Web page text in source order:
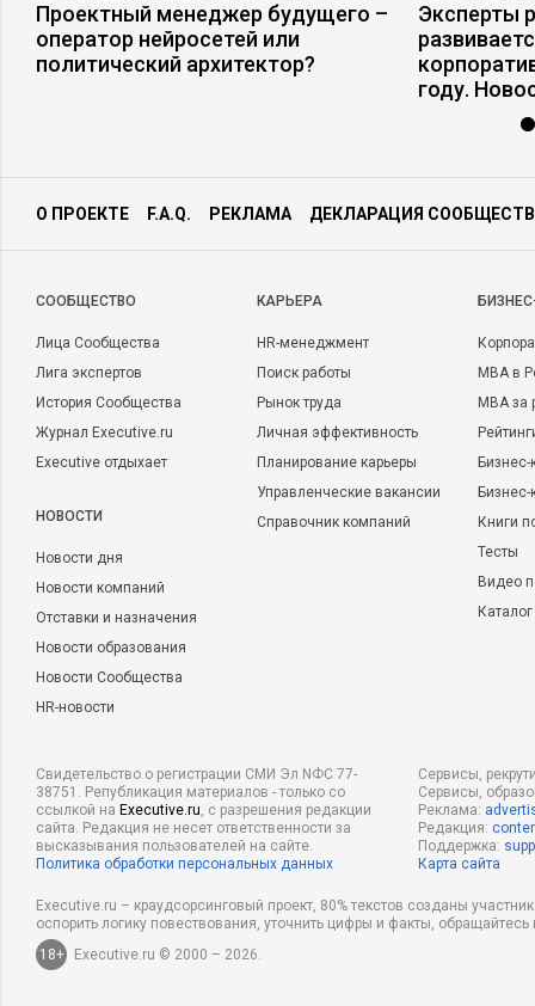
Проектный менеджер будущего –
оператор нейросетей или
политический архитектор?
Эксперты
году.
О ПРОЕКТЕ F.A.Q. РЕКЛАМА ДЕКЛАРАЦИЯ
CООБЩЕСТВО
Лица Сообщества
Лига экспертов
История Сообщества
Журнал Executive.ru
Executive отдыхает
НОВОСТИ
Новости дня
Новости компаний
Отставки и назначения
Новости образования
Новости Сообщества
HR-новости
КАРЬЕРА
HR-менеджмент
Поиск работы
Рынок труда
Личная эффективность
Планирование карьеры
Управленческие вакансии
Справочник компаний
MBA в
MBA
Бизнес-
Книги
Тесты
Видео
Свидетельство о регистрации СМИ Эл NФС 77-
38751. Републикация материалов - только со
ссылкой на Executive.ru, с разрешения редакции
сайта. Редакция не несет ответственности за
высказывания пользователей на сайте.
Политика обработки персональных данных
Сервисы,
Сервисы,
Реклама:
Редакция:
Поддержка:
Карта сайта
Executive.ru – краудсорсинговый проект, 80% текстов созданы
оспорить логику повествования, уточнить цифры и факты,
18+
Executive.ru © 2000 – 2026.